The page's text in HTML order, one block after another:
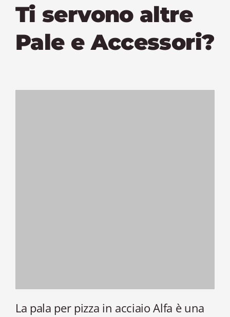
Ti servono altre
Pale e Accessori?
La pala per pizza in acciaio Alfa è una